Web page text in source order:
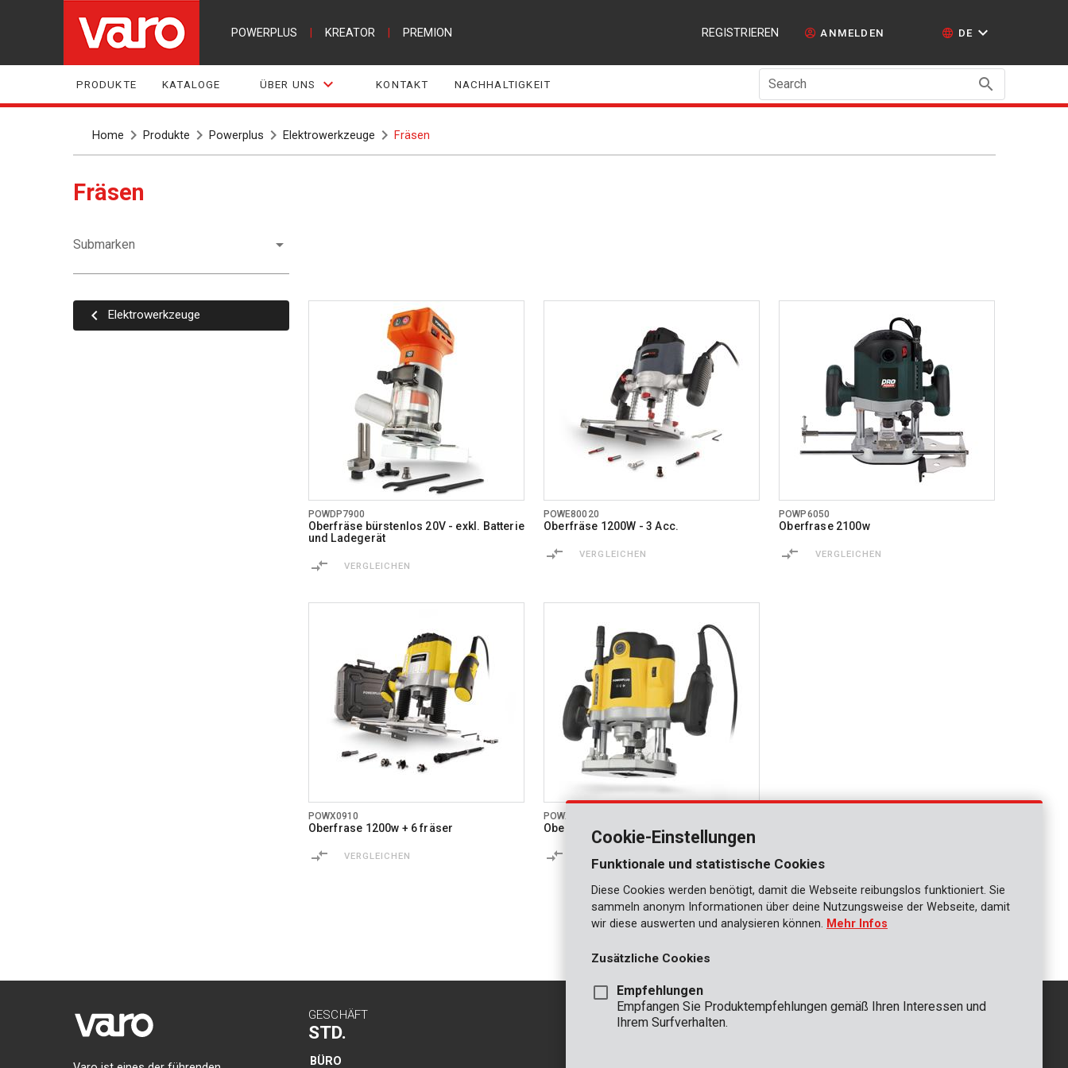
POWERPLUS KREATOR PREMION REGISTRIEREN ANMELDEN DE
PRODUKTE KATALOGE ÜBER UNS KONTAKT NACHHALTIGKEIT Search
Home Produkte Powerplus Elektrowerkzeuge Fräsen
Fräsen
Submarken
Elektrowerkzeuge
POWDP7900
Oberfräse bürstenlos 20V - exkl. Batterie
und Ladegerät
VERGLEICHEN
POWE80020
Oberfräse 1200W - 3 Acc.
VERGLEICHEN
POWP6050
Oberfrase 2100w
VERGLEICHEN
POWX0910
Oberfrase 1200w + 6 fräser
VERGLEICHEN
POWX093
Oberfräse 1500w +12 fräsbits
GESCHÄFT
STD.
BÜRO
KONTAKT
INFO
Cookie-Einstellungen
Funktionale und statistische Cookies
Diese Cookies werden benötigt, damit die Webseite reibungslos funktioniert. Sie
sammeln anonym Informationen über deine Nutzungsweise der Webseite, damit
wir diese auswerten und analysieren können. Mehr Infos
Zusätzliche Cookies
Empfehlungen
Empfangen Sie Produktempfehlungen gemäß Ihren Interessen und
Ihrem Surfverhalten.